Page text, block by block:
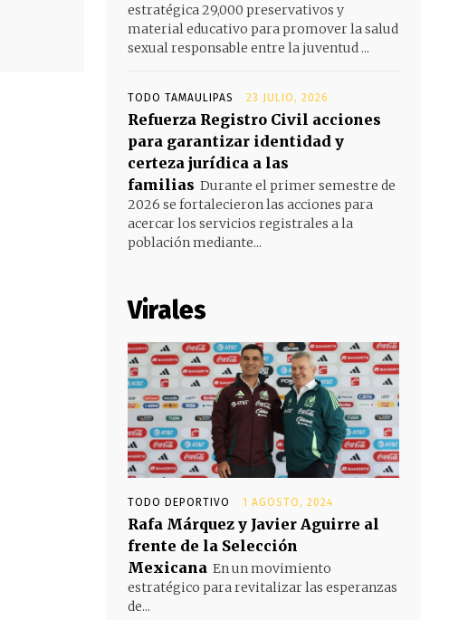
estratégica 29,000 preservativos y
material educativo para promover la salud
sexual responsable entre la juventud ...
TODO TAMAULIPAS 23 JULIO, 2026
Refuerza Registro Civil acciones
para garantizar identidad y
certeza jurídica a las
familias Durante el primer semestre de
2026 se fortalecieron las acciones para
acercar los servicios registrales a la
población mediante...
Virales
TODO DEPORTIVO 1 AGOSTO, 2024
Rafa Márquez y Javier Aguirre al
frente de la Selección
Mexicana En un movimiento
estratégico para revitalizar las esperanzas
de...